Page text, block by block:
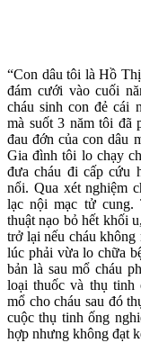
“Con dâu tôi là Hồ
đám cưới vào cuối
cháu sinh con đẻ cái
mà suốt 3 năm tôi đã
đau đớn của con dâu
Gia đình tôi lo chạy
đưa cháu đi cấp cứu
nổi. Qua xét nghiệm
lạc nội mạc tử cung.
thuật nạo bỏ hết khối
trở lại nếu cháu
lúc phải vừa lo chữa
bản là sau mổ cháu
loại thuốc và thụ tinh
mổ cho cháu sau đó
cuộc thụ tinh ống
hợp nhưng không đạt